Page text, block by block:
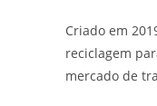
Criado em
reciclagem
mercado de